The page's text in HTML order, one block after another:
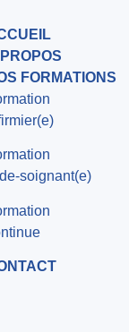
FORMATIONS
soignant(e)